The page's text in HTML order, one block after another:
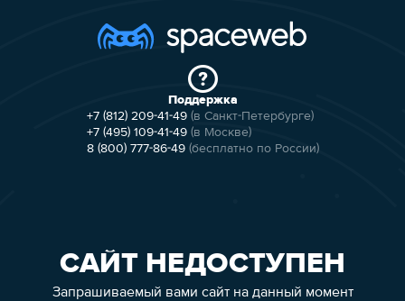
Поддержка
+7 (812) 209-41-49 (в Санкт-Петербурге)
+7 (495) 109-41-49 (в Москве)
8 (800) 777-86-49 (бесплатно по России)
САЙТ НЕДОСТУПЕН
Запрашиваемый вами сайт на данный момент